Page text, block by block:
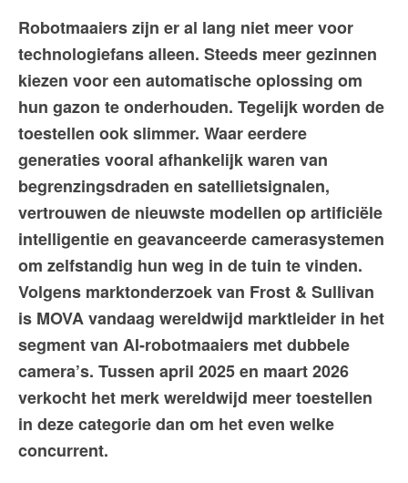
Robotmaaiers zijn er al lang niet meer voor
technologiefans alleen. Steeds meer gezinnen
kiezen voor een automatische oplossing om
hun gazon te onderhouden. Tegelijk worden de
toestellen ook slimmer. Waar eerdere
generaties vooral afhankelijk waren van
begrenzingsdraden en satellietsignalen,
vertrouwen de nieuwste modellen op artificiële
intelligentie en geavanceerde camerasystemen
om zelfstandig hun weg in de tuin te vinden.
Volgens marktonderzoek van Frost & Sullivan
is MOVA vandaag wereldwijd marktleider in het
segment van AI-robotmaaiers met dubbele
camera’s. Tussen april 2025 en maart 2026
verkocht het merk wereldwijd meer toestellen
in deze categorie dan om het even welke
concurrent.